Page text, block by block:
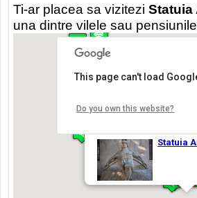
Ti-ar placea sa vizitezi Statuia
una dintre vilele sau